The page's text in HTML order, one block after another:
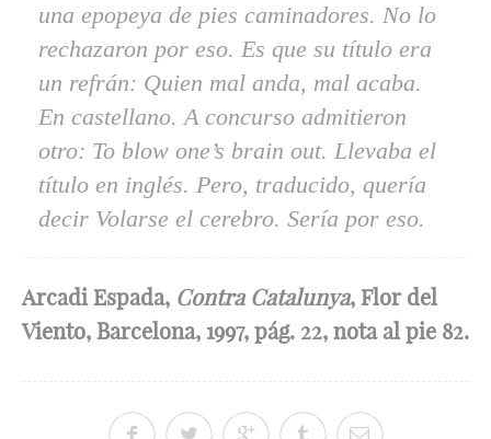
una epopeya de pies caminadores. No lo
rechazaron por eso. Es que su título era
un refrán: Quien mal anda, mal acaba.
En castellano. A concurso admitieron
otro: To blow one’s brain out. Llevaba el
título en inglés. Pero, traducido, quería
decir Volarse el cerebro. Sería por eso.
Arcadi Espada, Contra Catalunya, Flor del
Viento, Barcelona, 1997, pág. 22, nota al pie 82.